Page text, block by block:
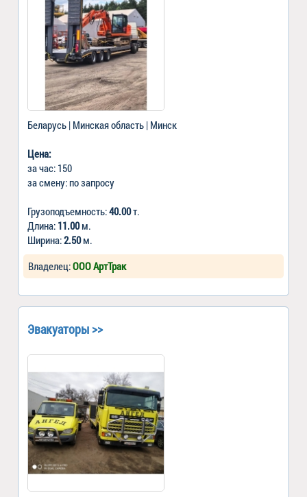
Беларусь | Минская область | Минск
Цена:
за час: 150
за смену: по запросу
Грузоподъемность:40.00т.
Длина: 11.00м.
Ширина:2.50м.
Владелец:ООО АртТрак
Эвакуаторы >>